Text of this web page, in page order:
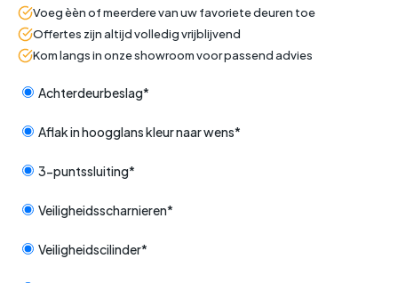
Voeg èèn of meerdere van uw favoriete deuren toe
Offertes zijn altijd volledig vrijblijvend
Kom langs in onze showroom voor passend advies
Achterdeurbeslag*
Aflak in hoogglans kleur naar wens*
3-puntssluiting*
Veiligheidsscharnieren*
Veiligheidscilinder*